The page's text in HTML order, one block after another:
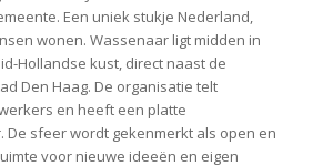
Een uniek stukje Nederland,
wonen. Wassenaar ligt midden in
Hollandse kust, direct naast de
Den Haag. De organisatie telt
en heeft een platte
De sfeer wordt gekenmerkt als open en
voor nieuwe ideeën en eigen